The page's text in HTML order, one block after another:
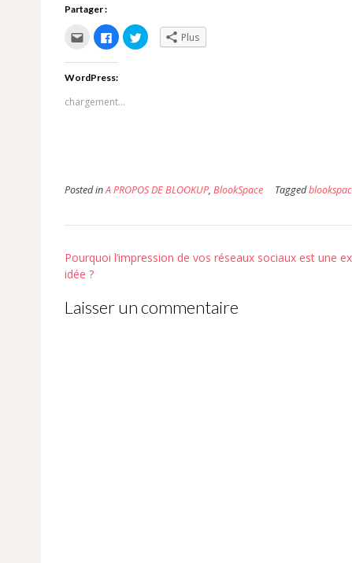
Partager :
Cliquez
pour
envoyer
par
e-
mail
un
ami(ouvre
Cliquez
pour
partager
sur
dans
nouvelle
fenêtre)
Cliquez
pour Plus
WordPress:
chargement…
Posted inA PROPOS DE BLOOKUP, BlookSpace Tagged
Post
navigation
Pourquoi l’impression de vos réseaux sociaux est une
idée ?
Laisser un commentaire